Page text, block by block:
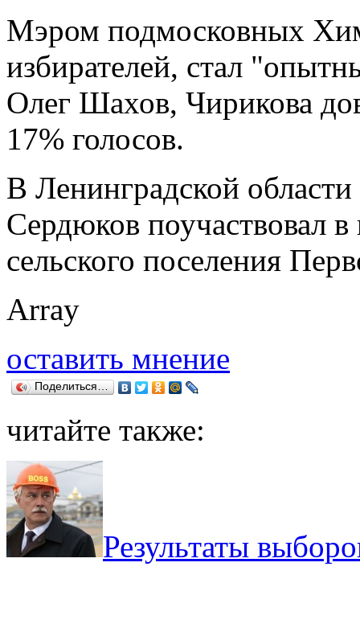
Мэром подмосковных
избирателей, стал
Олег Шахов, Чирикова
17% голосов.
В Ленинградской области
Сердюков поучаствовал
сельского поселения
Array
оставить мнение
Поделиться…
читайте также:
Результаты